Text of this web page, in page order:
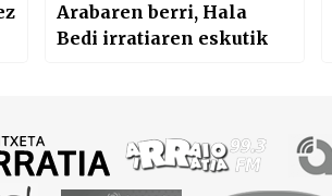
Arabaren berri, Hala
Bedi irratiaren eskutik